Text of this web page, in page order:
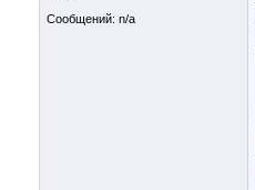
Сообщений: n/a